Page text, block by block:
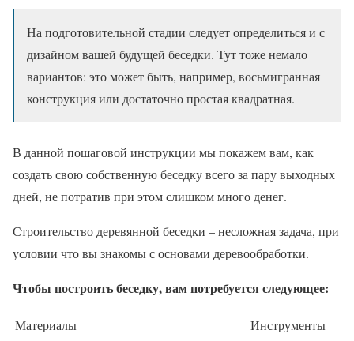
На подготовительной стадии следует определиться и с
дизайном вашей будущей беседки. Тут тоже немало
вариантов: это может быть, например, восьмигранная
конструкция или достаточно простая квадратная.
В данной пошаговой инструкции мы покажем вам, как
создать свою собственную беседку всего за пару выходных
дней, не потратив при этом слишком много денег.
Строительство деревянной беседки – несложная задача, при
условии что вы знакомы с основами деревообработки.
Чтобы построить беседку, вам потребуется следующее:
Материалы Инструменты